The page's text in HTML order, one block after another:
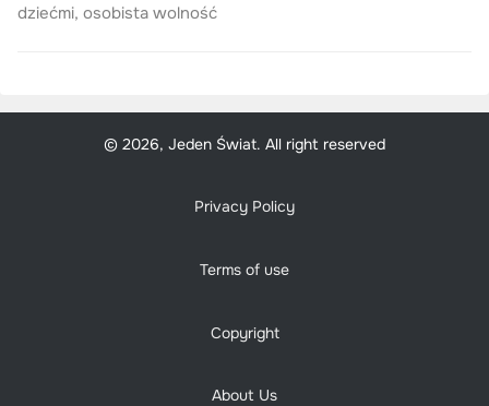
dziećmi, osobista wolność
© 2026, Jeden Świat. All right reserved
Privacy Policy
Terms of use
Copyright
About Us